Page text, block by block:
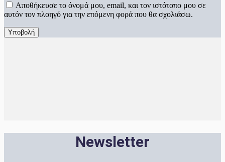
Αποθήκευσε το όνομά μου, email, και τον ιστότοπο μου σε
αυτόν τον πλοηγό για την επόμενη φορά που θα σχολιάσω.
Newsletter